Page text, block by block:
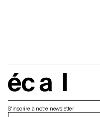
S'inscrire à notre newsletter